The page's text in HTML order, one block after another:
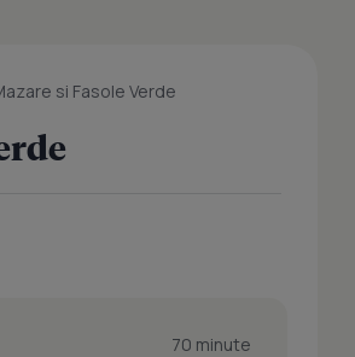
si Fasole Verde
70 minute